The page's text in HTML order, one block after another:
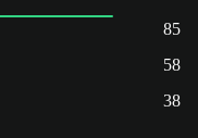
85
58
38